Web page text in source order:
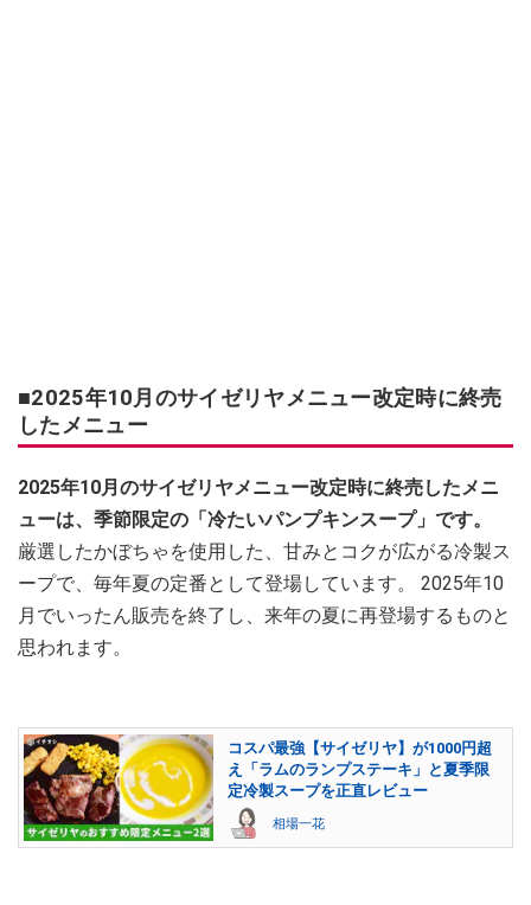
■2025年10月のサイゼリヤメニュー改定時に終売
したメニュー
2025年10月のサイゼリヤメニュー改定時に終売したメニ
ューは、季節限定の「冷たいパンプキンスープ」です。
厳選したかぼちゃを使用した、甘みとコクが広がる冷製ス
ープで、毎年夏の定番として登場しています。 2025年10
月でいったん販売を終了し、来年の夏に再登場するものと
思われます。
コスパ最強【サイゼリヤ】が1000円超
え「ラムのランプステーキ」と夏季限
定冷製スープを正直レビュー
相場一花